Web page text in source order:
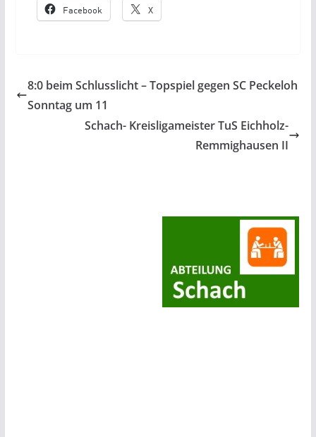
Facebook X
8:0 beim Schlusslicht – Topspiel gegen SC Peckeloh
Sonntag um 11
Schach- Kreisligameister TuS Eichholz-
Remmighausen II